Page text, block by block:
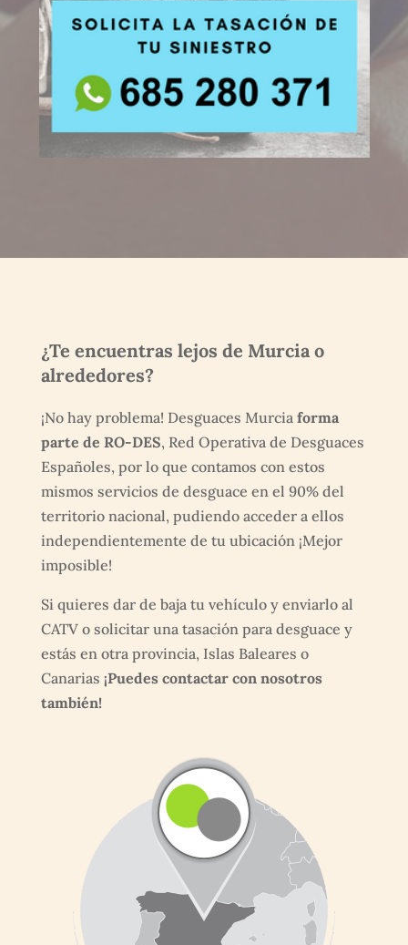
¿Te encuentras lejos de Murcia o
alrededores?
¡No hay problema! Desguaces Murcia forma
parte de RO-DES, Red Operativa de Desguaces
Españoles, por lo que contamos con estos
mismos servicios de desguace en el 90% del
territorio nacional, pudiendo acceder a ellos
independientemente de tu ubicación ¡Mejor
imposible!
Si quieres dar de baja tu vehículo y enviarlo al
CATV o solicitar una tasación para desguace y
estás en otra provincia, Islas Baleares o
Canarias ¡Puedes contactar con nosotros
también!